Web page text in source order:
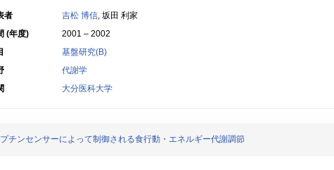
者 吉松 博信, 坂田 利家
(年度)
2001 – 2002
基盤研究(B)
代謝学
大分医科大学
チンセンサーによって制御される食行動・エネルギー代謝調節